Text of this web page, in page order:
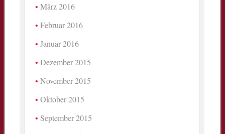
März 2016
Februar 2016
Januar 2016
Dezember 2015
November 2015
Oktober 2015
September 2015